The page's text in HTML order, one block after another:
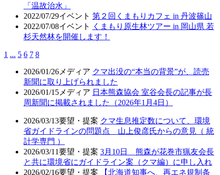
「温故治水」
2022/07/29イベント 第２回くまもりカフェ in 丹波篠山
2022/07/08イベント
くまもり原生林ツアー in 岡山県 若
杉天然林を開催します！
1 ... 5 6 7 8
2026/01/26 メディア クマ出没の“本当の背景”が、読売
新聞に取り上げられました
2026/01/15 メディア 日本熊森協会 室谷会長の記事が長
周新聞に掲載されました（2026年1月4日）
2026/03/13要望・提案 クマ生息推定数について、環境
省ガイドラインの問題点 山上俊彦氏からの意見（ 統
計学専門 ）
2026/03/11要望・提案 3月10日 熊森が花巻市猟友会長
と共に環境省にガイドライン案（クマ編）に申し入れ
2026/02/16要望・提案 【北海道知事へ、再エネ規制条